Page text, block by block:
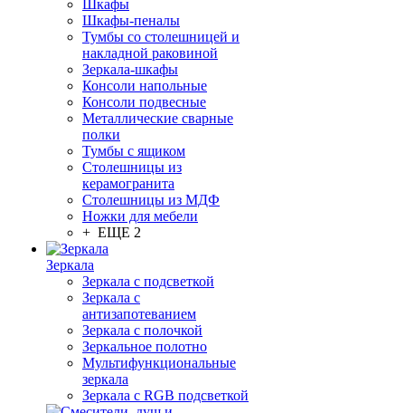
Шкафы
Шкафы-пеналы
Тумбы со столешницей и
накладной раковиной
Зеркала-шкафы
Консоли напольные
Консоли подвесные
Металлические сварные
полки
Тумбы с ящиком
Столешницы из
керамогранита
Столешницы из МДФ
Ножки для мебели
+ ЕЩЕ 2
Зеркала
Зеркала с подсветкой
Зеркала с
антизапотеванием
Зеркала с полочкой
Зеркальное полотно
Мультифункциональные
зеркала
Зеркала c RGB подсветкой